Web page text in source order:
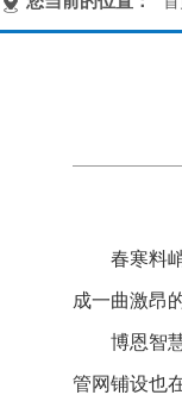
春寒料
成一曲激昂
博恩智
管网铺设也